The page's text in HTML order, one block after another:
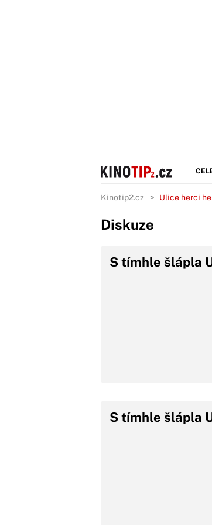
Kinotip2.cz Ulice herci
Diskuze
S tímhle šlápla